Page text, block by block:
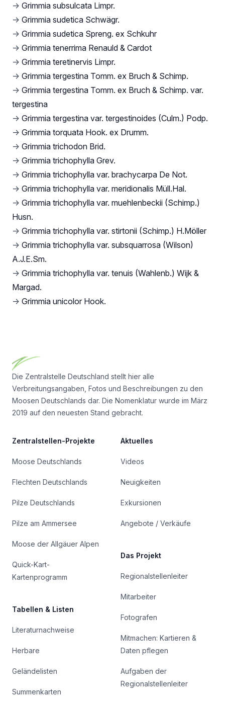
→ Grimmia subsulcata Limpr.
→ Grimmia sudetica Schwägr.
→ Grimmia sudetica Spreng. ex Schkuhr
→ Grimmia tenerrima Renauld & Cardot
→ Grimmia teretinervis Limpr.
→ Grimmia tergestina Tomm. ex Bruch & Schimp.
→ Grimmia tergestina Tomm. ex Bruch & Schimp. var.
tergestina
→ Grimmia tergestina var. tergestinoides (Culm.) Podp.
→ Grimmia torquata Hook. ex Drumm.
→ Grimmia trichodon Brid.
→ Grimmia trichophylla Grev.
→ Grimmia trichophylla var. brachycarpa De Not.
→ Grimmia trichophylla var. meridionalis Müll.Hal.
→ Grimmia trichophylla var. muehlenbeckii (Schimp.)
Husn.
→ Grimmia trichophylla var. stirtonii (Schimp.) H.Möller
→ Grimmia trichophylla var. subsquarrosa (Wilson)
A.J.E.Sm.
→ Grimmia trichophylla var. tenuis (Wahlenb.) Wijk &
Margad.
→ Grimmia unicolor Hook.
Die Zentralstelle Deutschland stellt hier alle
Verbreitungsangaben, Fotos und Beschreibungen zu den
Moosen Deutschlands dar. Die Nomenklatur wurde im März
2019 auf den neuesten Stand gebracht.
Zentralstellen-Projekte
Moose Deutschlands
Flechten Deutschlands
Pilze Deutschlands
Pilze am Ammersee
Moose der Allgäuer Alpen
Quick-Kart-
Kartenprogramm
Tabellen & Listen
Literaturnachweise
Herbare
Geländelisten
Summenkarten
Aktuelles
Videos
Neuigkeiten
Exkursionen
Angebote / Verkäufe
Das Projekt
Regionalstellenleiter
Mitarbeiter
Fotografen
Mitmachen: Kartieren &
Daten pflegen
Aufgaben der
Regionalstellenleiter